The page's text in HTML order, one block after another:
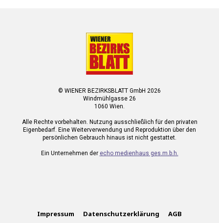
© WIENER BEZIRKSBLATT GmbH 2026
Windmühlgasse 26
1060 Wien.
Alle Rechte vorbehalten. Nutzung ausschließlich für den privaten
Eigenbedarf. Eine Weiterverwendung und Reproduktion über den
persönlichen Gebrauch hinaus ist nicht gestattet.
Ein Unternehmen der echo medienhaus ges.m.b.h.
Impressum Datenschutzerklärung AGB